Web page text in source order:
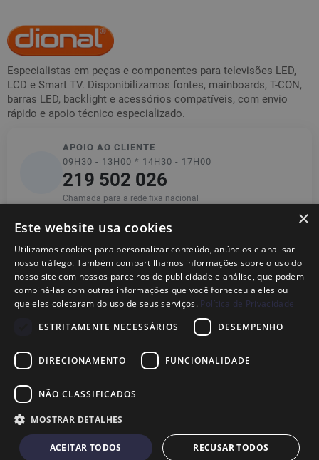
Especialistas em peças e componentes para televisões LED,
LCD e Smart TV. Disponibilizamos fontes, mainboards, T-CON,
barras LED, backlight e acessórios compatíveis, com envio
rápido e apoio técnico especializado.
APOIO AO CLIENTE
09H30 - 13H00 * 14H30 - 17H00
219 502 026
Chamada para a rede fixa nacional
Informações
TVs em Portugal
×
Este website usa cookies
Utilizamos cookies para personalizar conteúdo, anúncios e analisar
nosso tráfego. Também compartilhamos informações sobre o uso do
nosso site com nossos parceiros de publicidade e análise, que podem
combiná-las com outras informações que você forneceu a eles ou
que eles coletaram do uso de seus serviços. Política de Privacidade
ESTRITAMENTE NECESSÁRIOS
DESEMPENHO
DIRECIONAMENTO FUNCIONALIDADE
NÃO CLASSIFICADOS
MOSTRAR DETALHES
ACEITAR TODOS RECUSAR TODOS